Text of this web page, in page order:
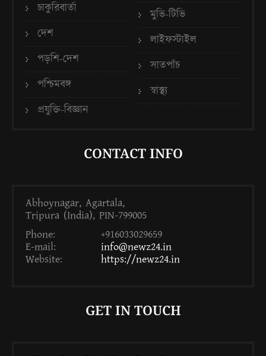
চাকুরিবার্তা
দেশ
পড়শি-দেশ
পশ্চিমবঙ্গ
প্রযুক্তি-বিজ্ঞান
মুভি-টিভি
লাইফস্টাইল
সাতপাঁচ
স্বাস্থ্য
CONTACT INFO
Abhoynagar, Agartala,
Tripura (India), PIN-799005
Phone:
+916033029659
E-mail:
info@newz24.in
Website:
https://newz24.in
GET IN TOUCH